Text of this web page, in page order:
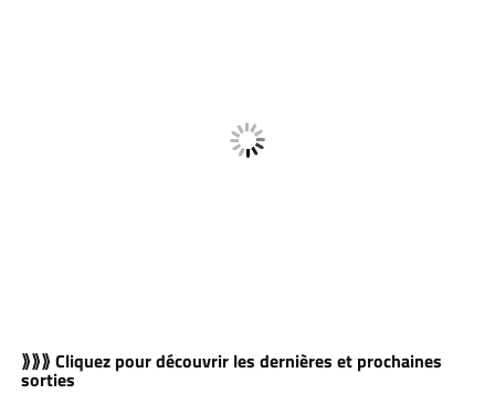
⟫⟫⟫ Cliquez pour découvrir les dernières et prochaines
sorties